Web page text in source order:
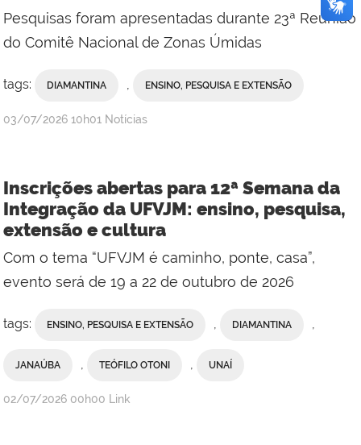
Pesquisas foram apresentadas durante 23ª Reunião
do Comitê Nacional de Zonas Úmidas
tags: DIAMANTINA , ENSINO, PESQUISA E EXTENSÃO
publicado
03/07/2026 10h01 Notícias
Inscrições abertas para 12ª Semana da
Integração da UFVJM: ensino, pesquisa,
extensão e cultura
Com o tema “UFVJM é caminho, ponte, casa”,
evento será de 19 a 22 de outubro de 2026
tags: ENSINO, PESQUISA E EXTENSÃO DIAMANTINA
JANAÚBA TEÓFILO OTONI UNAÍ
publicado
02/07/2026 00h00 Link